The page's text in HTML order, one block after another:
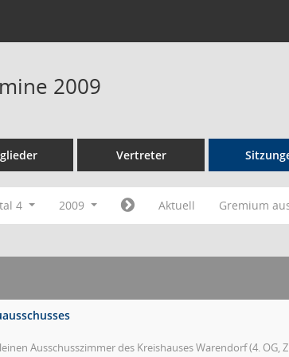
2009
Vertreter
4 2009 Aktuell Gremium
Ausschusszimmer des Kreishauses Warendorf (4. OG,